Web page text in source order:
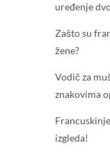
uređenje
Zašto su
žene?
Vodič za
znakovima
izgleda!